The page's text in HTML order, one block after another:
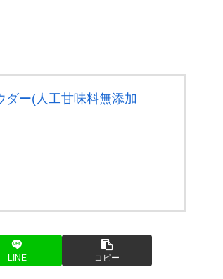
ダー(人工甘味料無添加
LINE コピー